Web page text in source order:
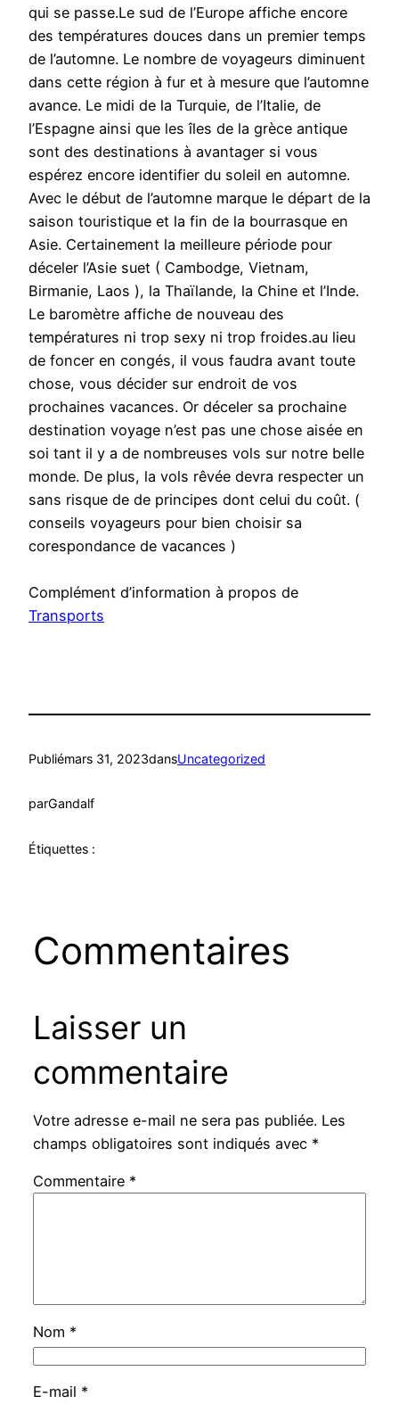
qui se passe.Le sud de l’Europe affiche encore
des températures douces dans un premier temps
de l’automne. Le nombre de voyageurs diminuent
dans cette région à fur et à mesure que l’automne
avance. Le midi de la Turquie, de l’Italie, de
l’Espagne ainsi que les îles de la grèce antique
sont des destinations à avantager si vous
espérez encore identifier du soleil en automne.
Avec le début de l’automne marque le départ de la
saison touristique et la fin de la bourrasque en
Asie. Certainement la meilleure période pour
déceler l’Asie suet ( Cambodge, Vietnam,
Birmanie, Laos ), la Thaïlande, la Chine et l’Inde.
Le baromètre affiche de nouveau des
températures ni trop sexy ni trop froides.au lieu
de foncer en congés, il vous faudra avant toute
chose, vous décider sur endroit de vos
prochaines vacances. Or déceler sa prochaine
destination voyage n’est pas une chose aisée en
soi tant il y a de nombreuses vols sur notre belle
monde. De plus, la vols rêvée devra respecter un
sans risque de de principes dont celui du coût. (
conseils voyageurs pour bien choisir sa
corespondance de vacances )
Complément d’information à propos de
Transports
Publiémars 31, 2023dansUncategorized
parGandalf
Étiquettes :
Commentaires
Laisser un
commentaire
Votre adresse e-mail ne sera pas publiée. Les
champs obligatoires sont indiqués avec *
Commentaire *
Nom *
E-mail *